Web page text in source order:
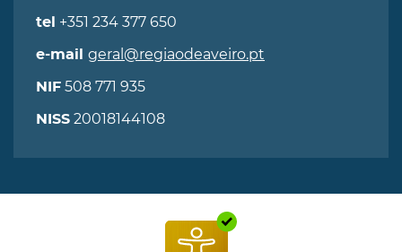
tel +351 234 377 650
e-mail geral@regiaodeaveiro.pt
NIF 508 771 935
NISS 20018144108